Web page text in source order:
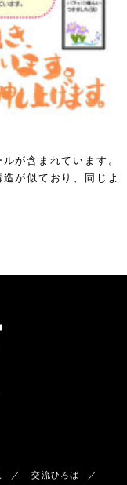
が含まれています。
が似ており、同じよ
交流ひろば